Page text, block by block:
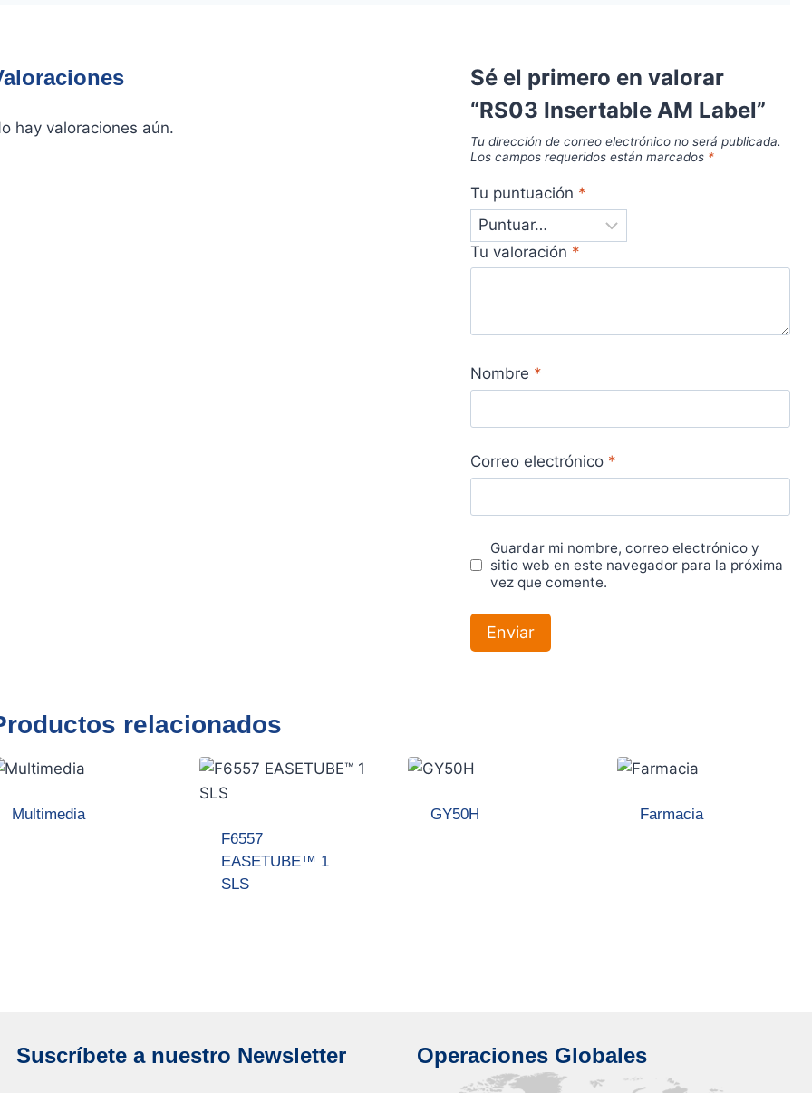
hay valoraciones aún.
Sé el primero en valorar
“RS03 Insertable AM Label”
Tu dirección de correo electrónico no será publicada.
Los campos requeridos están marcados *
Tu puntuación *
Tu valoración *
Nombre *
Correo electrónico *
Guardar mi nombre, correo electrónico y
sitio web en este navegador para la próxima
vez que comente.
relacionados
Multimedia
F6557
EASETUBE™ 1
SLS
GY50H Farmacia
Suscríbete a nuestro Newsletter Operaciones Globales